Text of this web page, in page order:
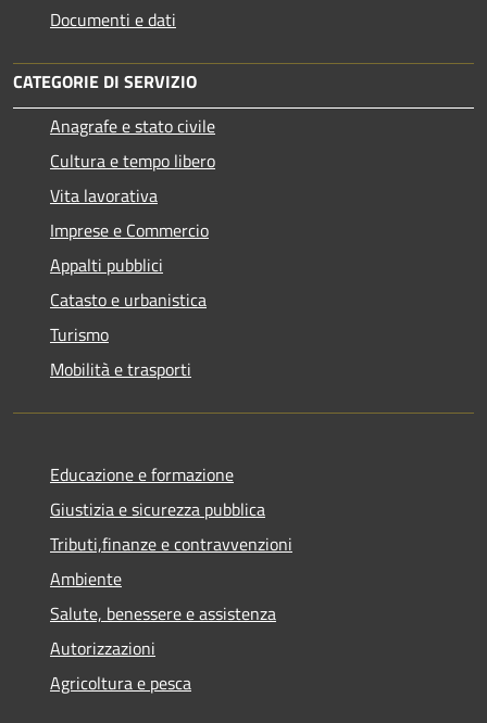
Documenti e dati
CATEGORIE DI SERVIZIO
Anagrafe e stato civile
Cultura e tempo libero
Vita lavorativa
Imprese e Commercio
Appalti pubblici
Catasto e urbanistica
Turismo
Mobilità e trasporti
Educazione e formazione
Giustizia e sicurezza pubblica
Tributi,finanze e contravvenzioni
Ambiente
Salute, benessere e assistenza
Autorizzazioni
Agricoltura e pesca